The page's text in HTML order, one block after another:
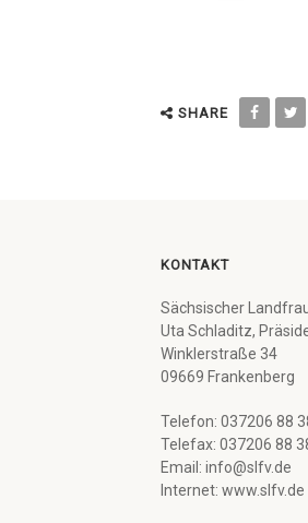
SHARE
KONTAKT
Sächsischer
Uta Schladitz,
Winklerstraße 34
09669 Frankenberg
Telefon: 037206 88
Telefax: 037206 88
Email: info@slfv.de
Internet: www.slfv.de